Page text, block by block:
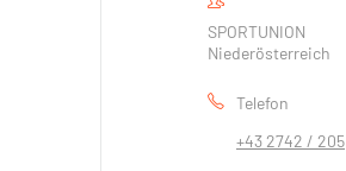
SPORTUNION
Niederösterreich
Telefon
+43 2742 / 205